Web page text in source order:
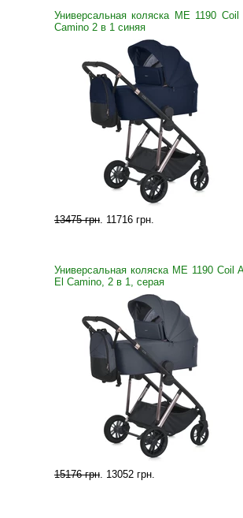
Универсальная коляска ME 1190
Camino 2 в 1 синяя
13475 грн. 11716 грн.
Универсальная коляска ME 1190 Coil
El Camino, 2 в 1, серая
15176 грн. 13052 грн.